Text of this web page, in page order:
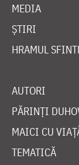
MEDIA
ȘTIRI
HRAMUL
AUTORI
PĂRINȚI
MAICI CU
TEMATICĂ